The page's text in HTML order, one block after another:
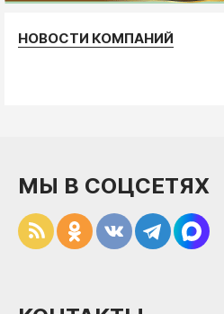
НОВОСТИ КОМПАНИЙ
МЫ В СОЦСЕТЯХ